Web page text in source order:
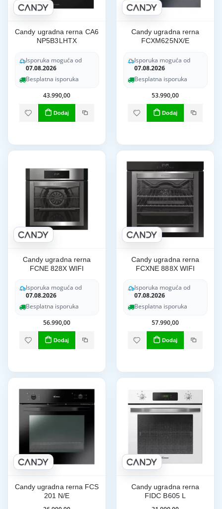
Candy ugradna rerna CA6
NP5B3LHTX
Isporuka moguća od
07.08.2026
Besplatna isporuka
43.990,00
Dodaj
Candy ugradna rerna
FCXM625NX/E
Isporuka moguća od
07.08.2026
Besplatna isporuka
53.990,00
Dodaj
Candy ugradna rerna
FCNE 828X WIFI
Isporuka moguća od
07.08.2026
Besplatna isporuka
56.990,00
Dodaj
Candy ugradna rerna
FCXNE 888X WIFI
Isporuka moguća od
07.08.2026
Besplatna isporuka
57.990,00
Dodaj
Candy ugradna rerna FCS
201 N/E
Candy ugradna rerna
FIDC B605 L